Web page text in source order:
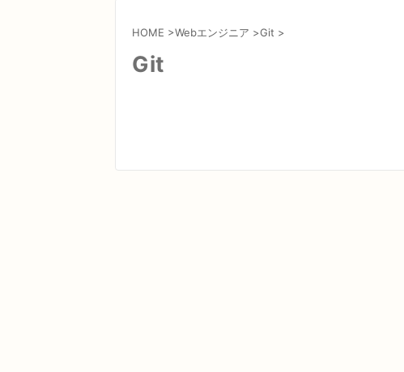
HOME >Webエンジニア >Git >
Git